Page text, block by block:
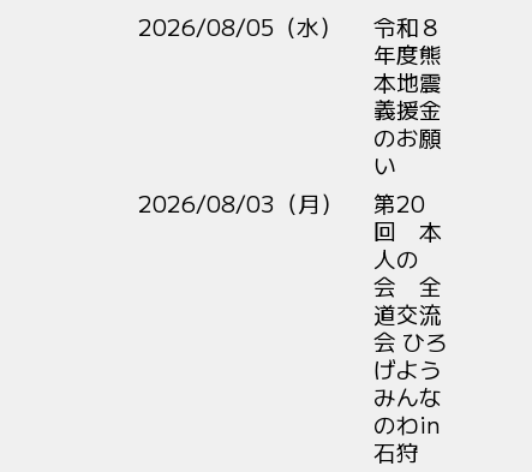
2026/08/05（水）
令和８
年度熊
本地震
義援金
のお願
い
2026/08/03（月）
第20
回 本
人の
会 全
道交流
会 ひろ
げよう
みんな
のわin
石狩